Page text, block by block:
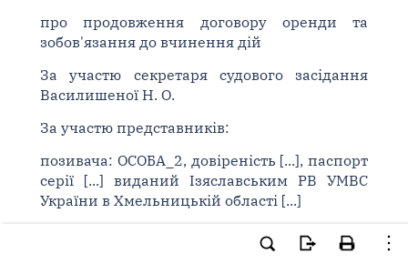
про продовження договору оренди та
зобов'язання до вчинення дій
За участю секретаря судового засідання
Василишеної Н. О.
За участю представників:
позивача: ОСОБА_2, довіреність [...], паспорт
серії [...] виданий Ізяславським РВ УМВС
України в Хмельницькій області [...]